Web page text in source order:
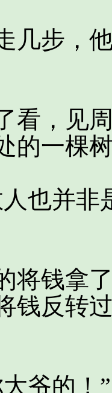
步，他
，见周
的一棵
并非
钱拿了
钱反转
爷的！”